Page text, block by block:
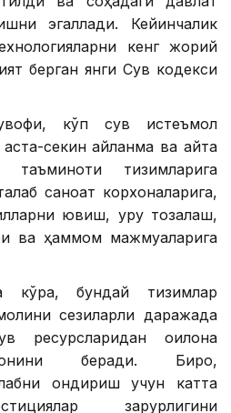
эгаллади. Кейинчалик
кенг жорий
берган янги Сув кодекси
кўп сув истеъмол
секин айланма ва қайта
таъминоти тизимларига
саноат корхоналарига,
ювиш, қуруқ тозалаш,
ва ҳаммом мажмуаларига
кўра, бундай тизимлар
сезиларли даражада
ресурсларидан оқилона
беради. Бироқ,
қондириш учун катта
зарурлигини